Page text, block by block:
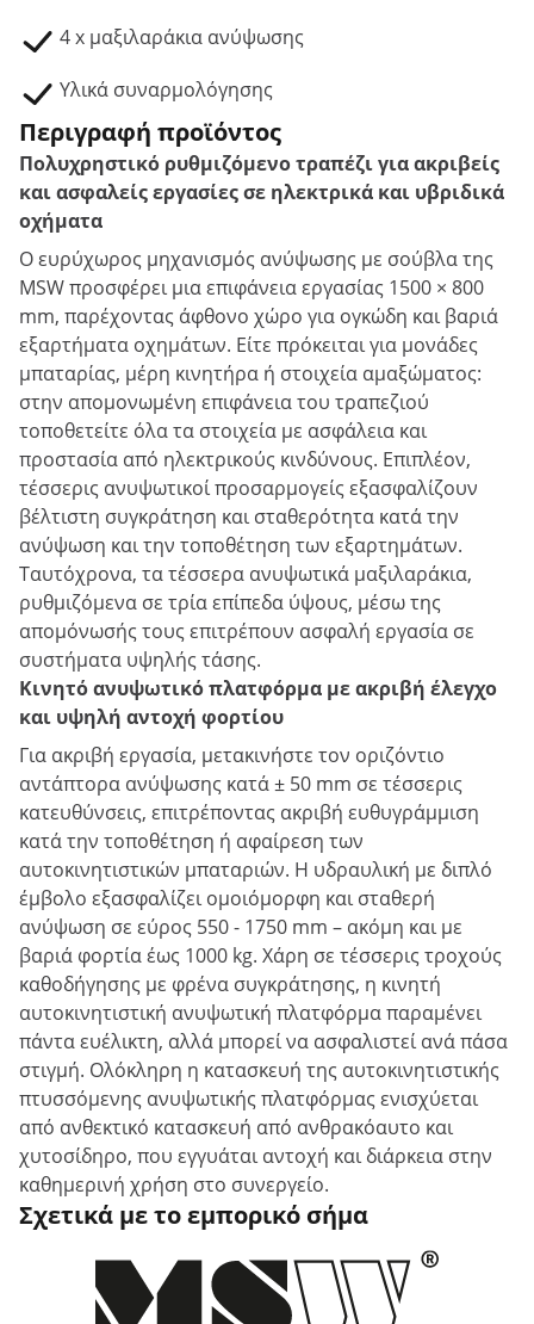
4 x μαξιλαράκια ανύψωσης
Υλικά συναρμολόγησης
Περιγραφή προϊόντος
Πολυχρηστικό ρυθμιζόμενο τραπέζι για ακριβείς
και ασφαλείς εργασίες σε ηλεκτρικά και υβριδικά
οχήματα
Ο ευρύχωρος μηχανισμός ανύψωσης με σούβλα της
MSW προσφέρει μια επιφάνεια εργασίας 1500 × 800
mm, παρέχοντας άφθονο χώρο για ογκώδη και βαριά
εξαρτήματα οχημάτων. Είτε πρόκειται για μονάδες
μπαταρίας, μέρη κινητήρα ή στοιχεία αμαξώματος:
στην απομονωμένη επιφάνεια του τραπεζιού
τοποθετείτε όλα τα στοιχεία με ασφάλεια και
προστασία από ηλεκτρικούς κινδύνους. Επιπλέον,
τέσσερις ανυψωτικοί προσαρμογείς εξασφαλίζουν
βέλτιστη συγκράτηση και σταθερότητα κατά την
ανύψωση και την τοποθέτηση των εξαρτημάτων.
Ταυτόχρονα, τα τέσσερα ανυψωτικά μαξιλαράκια,
ρυθμιζόμενα σε τρία επίπεδα ύψους, μέσω της
απομόνωσής τους επιτρέπουν ασφαλή εργασία σε
συστήματα υψηλής τάσης.
Κινητό ανυψωτικό πλατφόρμα με ακριβή έλεγχο
και υψηλή αντοχή φορτίου
Για ακριβή εργασία, μετακινήστε τον οριζόντιο
αντάπτορα ανύψωσης κατά ± 50 mm σε τέσσερις
κατευθύνσεις, επιτρέποντας ακριβή ευθυγράμμιση
κατά την τοποθέτηση ή αφαίρεση των
αυτοκινητιστικών μπαταριών. Η υδραυλική με διπλό
έμβολο εξασφαλίζει ομοιόμορφη και σταθερή
ανύψωση σε εύρος 550 - 1750 mm – ακόμη και με
βαριά φορτία έως 1000 kg. Χάρη σε τέσσερις τροχούς
καθοδήγησης με φρένα συγκράτησης, η κινητή
αυτοκινητιστική ανυψωτική πλατφόρμα παραμένει
πάντα ευέλικτη, αλλά μπορεί να ασφαλιστεί ανά πάσα
στιγμή. Ολόκληρη η κατασκευή της αυτοκινητιστικής
πτυσσόμενης ανυψωτικής πλατφόρμας ενισχύεται
από ανθεκτικό κατασκευή από ανθρακόαυτο και
χυτοσίδηρο, που εγγυάται αντοχή και διάρκεια στην
καθημερινή χρήση στο συνεργείο.
Σχετικά με το εμπορικό σήμα